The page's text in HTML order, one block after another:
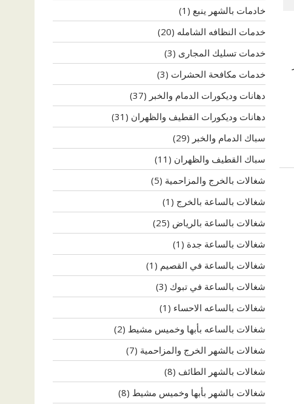
خادمات بالشهر ينبع (1)
خدمات النظافه الشامله (20)
خدمات تسليك المجارى (3)
خدمات مكافحة الحشرات (3)
دهانات وديكورات الدمام والخبر (37)
دهانات وديكورات القطيف والظهران (31)
سباك الدمام والخبر (29)
سباك القطيف والظهران (11)
شغالات بالخرج والمزاحمية (5)
شغالات بالساعة بالخرج (1)
شغالات بالساعة بالرياض (25)
شغالات بالساعة جدة (1)
شغالات بالساعة في القصيم (1)
شغالات بالساعة في تبوك (3)
شغالات بالساعه الاحساء (1)
شغالات بالساعه بأبها وخميس مشيط (2)
شغالات بالشهر الخرج والمزاحمية (7)
شغالات بالشهر الطائف (8)
شغالات بالشهر بأبها وخميس مشيط (8)